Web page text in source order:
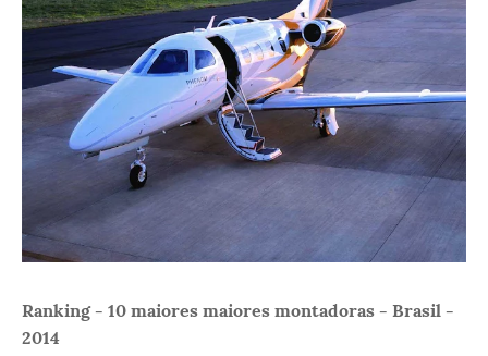
Ranking - 10 maiores maiores montadoras - Brasil -
2014